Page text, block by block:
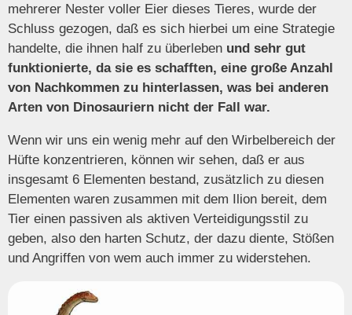
mehrerer Nester voller Eier dieses Tieres, wurde der
Schluss gezogen, daß es sich hierbei um eine Strategie
handelte, die ihnen half zu überleben und sehr gut
funktionierte, da sie es schafften, eine große Anzahl
von Nachkommen zu hinterlassen, was bei anderen
Arten von Dinosauriern nicht der Fall war.
Wenn wir uns ein wenig mehr auf den Wirbelbereich der
Hüfte konzentrieren, können wir sehen, daß er aus
insgesamt 6 Elementen bestand, zusätzlich zu diesen
Elementen waren zusammen mit dem Ilion bereit, dem
Tier einen passiven als aktiven Verteidigungsstil zu
geben, also den harten Schutz, der dazu diente, Stößen
und Angriffen von wem auch immer zu widerstehen.